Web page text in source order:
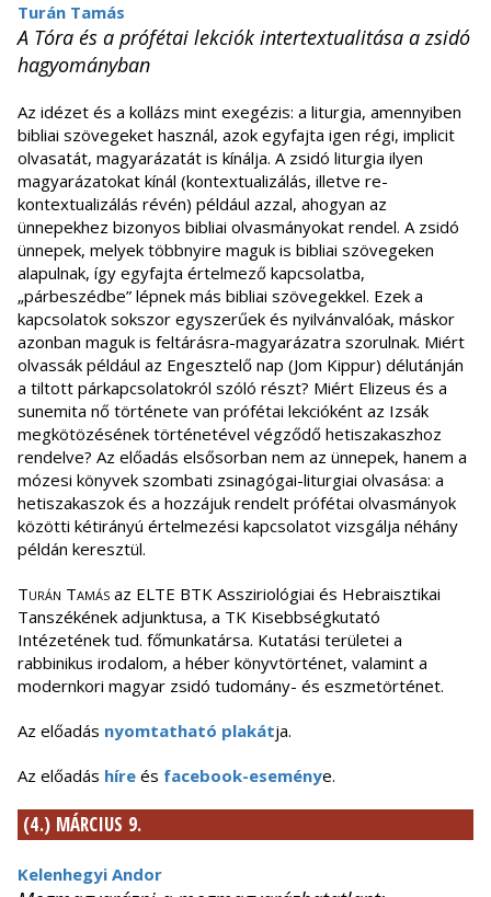
Turán Tamás
A Tóra és a prófétai lekciók intertextualitása a zsidó
hagyományban
Az idézet és a kollázs mint exegézis: a liturgia, amennyiben
bibliai szövegeket használ, azok egyfajta igen régi, implicit
olvasatát, magyarázatát is kínálja. A zsidó liturgia ilyen
magyarázatokat kínál (kontextualizálás, illetve re-
kontextualizálás révén) például azzal, ahogyan az
ünnepekhez bizonyos bibliai olvasmányokat rendel. A zsidó
ünnepek, melyek többnyire maguk is bibliai szövegeken
alapulnak, így egyfajta értelmező kapcsolatba,
„párbeszédbe” lépnek más bibliai szövegekkel. Ezek a
kapcsolatok sokszor egyszerűek és nyilvánvalóak, máskor
azonban maguk is feltárásra-magyarázatra szorulnak. Miért
olvassák például az Engesztelő nap (Jom Kippur) délutánján
a tiltott párkapcsolatokról szóló részt? Miért Elizeus és a
sunemita nő története van prófétai lekcióként az Izsák
megkötözésének történetével végződő hetiszakaszhoz
rendelve? Az előadás elsősorban nem az ünnepek, hanem a
mózesi könyvek szombati zsinagógai-liturgiai olvasása: a
hetiszakaszok és a hozzájuk rendelt prófétai olvasmányok
közötti kétirányú értelmezési kapcsolatot vizsgálja néhány
példán keresztül.
Turán Tamás az ELTE BTK Assziriológiai és Hebraisztikai
Tanszékének adjunktusa, a TK Kisebbségkutató
Intézetének tud. főmunkatársa. Kutatási területei a
rabbinikus irodalom, a héber könyvtörténet, valamint a
modernkori magyar zsidó tudomány- és eszmetörténet.
Az előadás nyomtatható plakátja.
Az előadás híre és facebook-eseménye.
(4.) MÁRCIUS 9.
Kelenhegyi Andor